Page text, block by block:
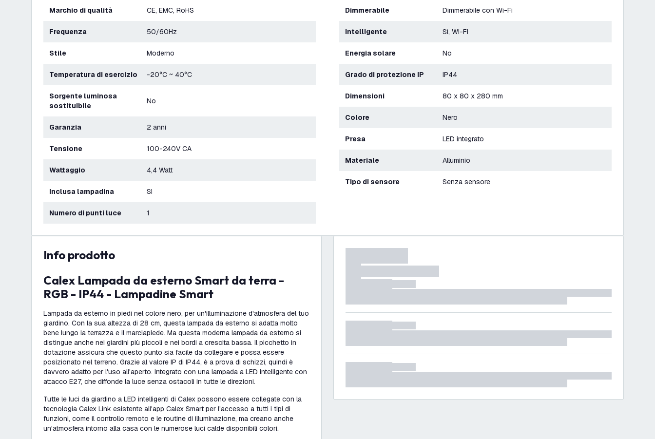
Marchio di qualità CE, EMC, RoHS
Frequenza 50/60Hz
Stile Moderno
Temperatura di esercizio -20°C ~ 40°C
Sorgente luminosa
sostituibile
No
Garanzia 2 anni
Tensione 100-240V CA
Wattaggio 4,4 Watt
Inclusa lampadina Sì
Numero di punti luce 1
Dimmerabile Dimmerabile con Wi-Fi
Intelligente Sì, Wi-Fi
energia solare No
Grado di protezione IP IP44
Dimensioni 80 x 80 x 280 mm
Colore Nero
Presa LED integrato
Materiale Alluminio
Tipo di sensore Senza sensore
info prodotto
Calex Lampada da esterno Smart da terra -
RGB - IP44 - Lampadine Smart
Lampada da esterno in piedi nel colore nero, per un'illuminazione d'atmosfera del tuo
giardino. Con la sua altezza di 28 cm, questa lampada da esterno si adatta molto
bene lungo la terrazza e il marciapiede. Ma questa moderna lampada da esterno si
distingue anche nei giardini più piccoli e nei bordi a crescita bassa. Il picchetto in
dotazione assicura che questo punto sia facile da collegare e possa essere
posizionato nel terreno. Grazie al valore IP di IP44, è a prova di schizzi, quindi è
davvero adatto per l'uso all'aperto. Integrato con una lampada a LED intelligente con
attacco E27, che diffonde la luce senza ostacoli in tutte le direzioni.
Tutte le luci da giardino a LED intelligenti di Calex possono essere collegate con la
tecnologia Calex Link esistente all'app Calex Smart per l'accesso a tutti i tipi di
funzioni, come il controllo remoto e le routine di illuminazione, ma creano anche
un'atmosfera intorno alla casa con le numerose luci calde disponibili colori.